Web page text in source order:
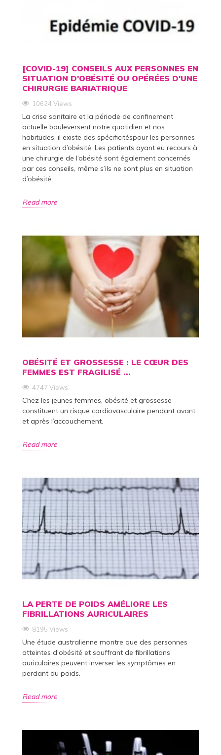
[COVID-19] CONSEILS AUX PERSONNES EN
SITUATION D'OBÉSITÉ OU OPÉRÉES D'UNE
CHIRURGIE BARIATRIQUE
10624 Views
La crise sanitaire et la période de confinement
actuelle bouleversent notre quotidien et nos
habitudes. il existe des spécificitéspour les personnes
en situation d’obésité. Les patients ayant eu recours à
une chirurgie de l’obésité sont également concernés
par ces conseils, même s’ils ne sont plus en situation
d’obésité.
Read more
OBÉSITÉ ET GROSSESSE : LE CŒUR DES
FEMMES EST FRAGILISÉ ...
4747 Views
Chez les jeunes femmes, obésité et grossesse
constituent un risque cardiovasculaire pendant avant
et après l’accouchement.
Read more
LA PERTE DE POIDS AMÉLIORE LES
FIBRILLATIONS AURICULAIRES
8195 Views
Une étude australienne montre que des personnes
atteintes d'obésité et souffrant de fibrillations
auriculaires peuvent inverser les symptômes en
perdant du poids.
Read more